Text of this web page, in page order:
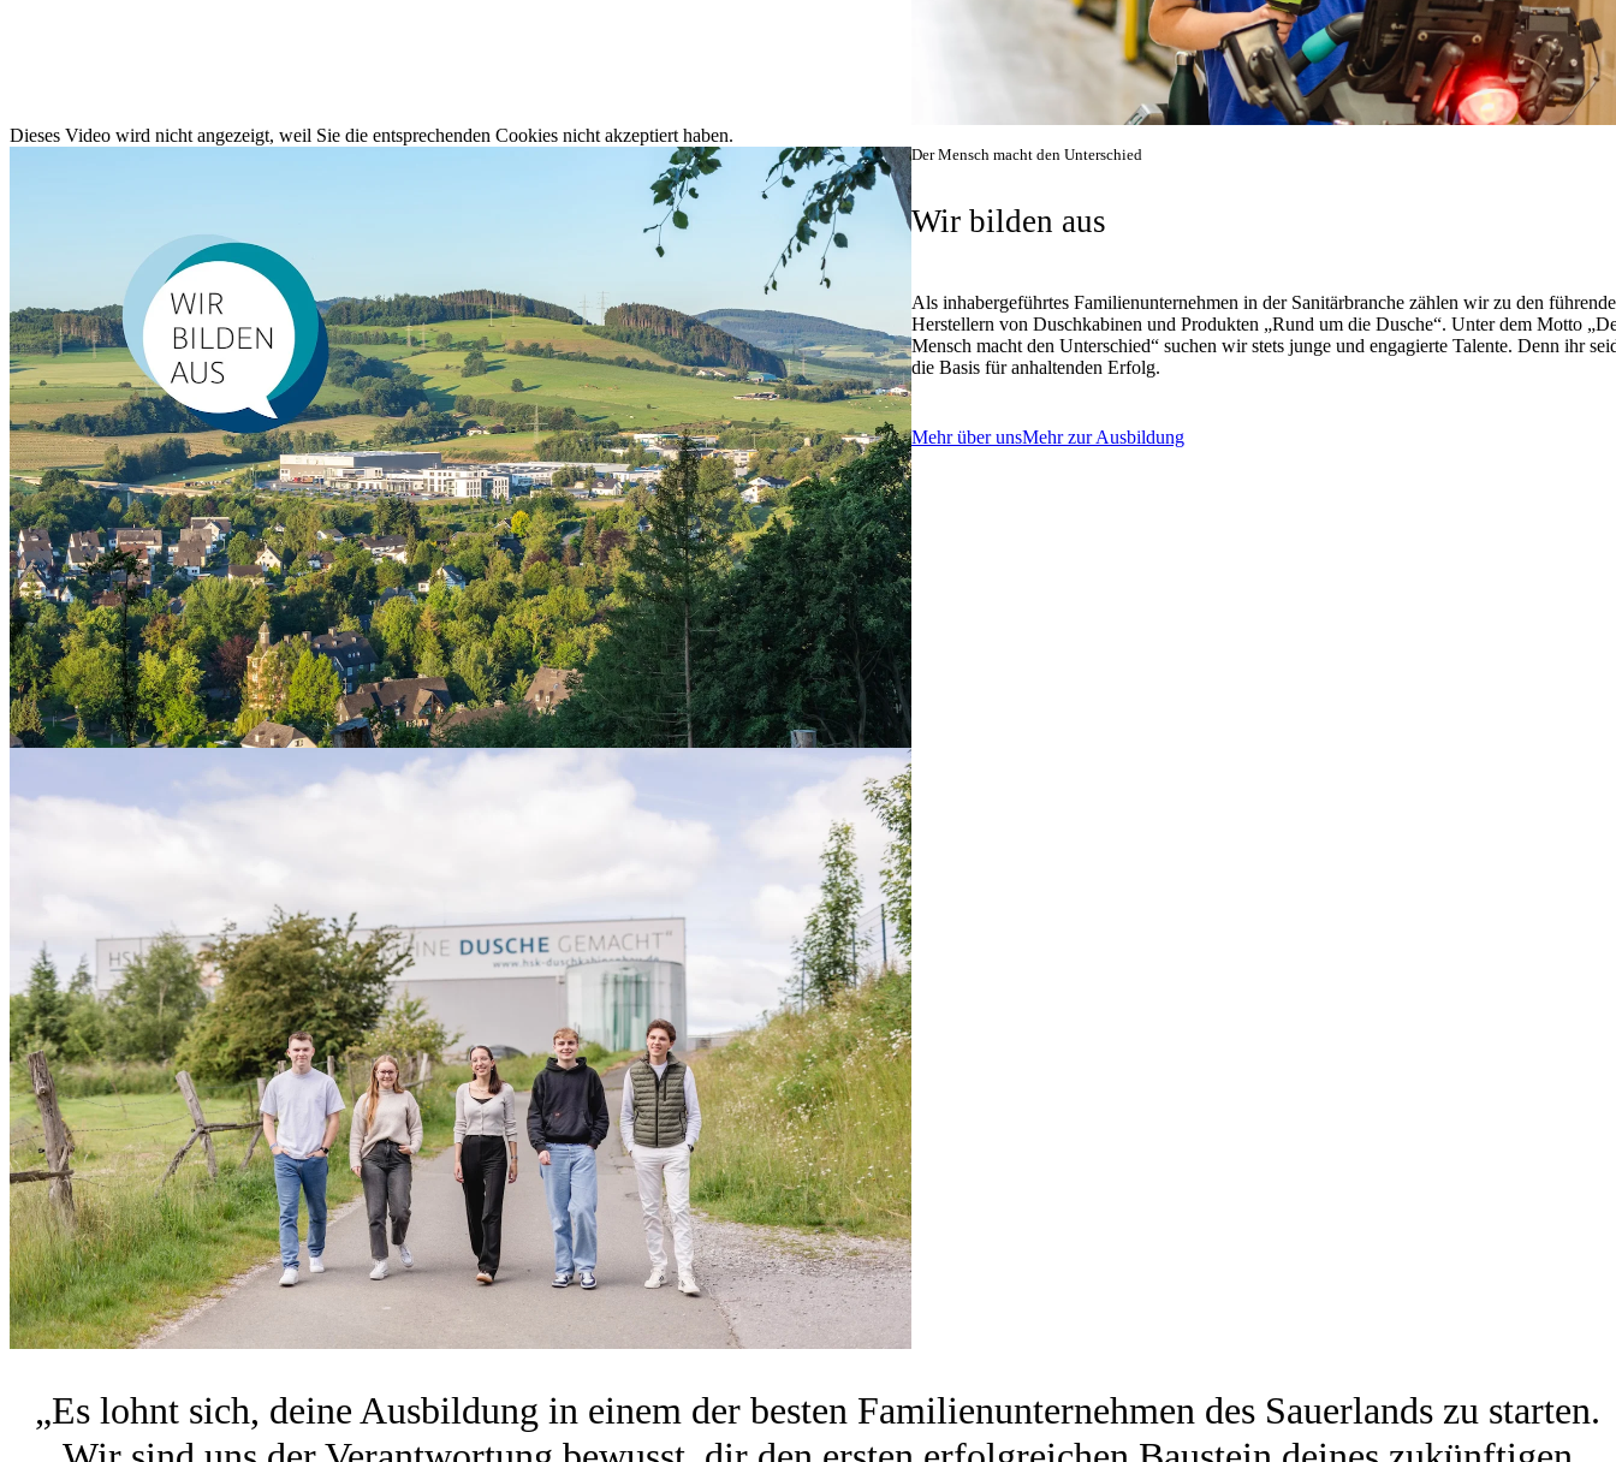
Dieses Video wird nicht angezeigt, weil Sie die entsprechenden Cookies nicht akzeptiert haben.
Der Mensch macht den Unterschied
Wir bilden aus
Als inhabergeführtes Familienunternehmen in der Sanitärbranche zählen wir zu den
Herstellern von Duschkabinen und Produkten „Rund um die Dusche“. Unter dem Motto
Mensch macht den Unterschied“ suchen wir stets junge und engagierte Talente. Denn ihr
die Basis für anhaltenden Erfolg.
Mehr über unsMehr zur Ausbildung
„Es lohnt sich, deine Ausbildung in einem der besten Familienunternehmen des Sauerlands zu starten.